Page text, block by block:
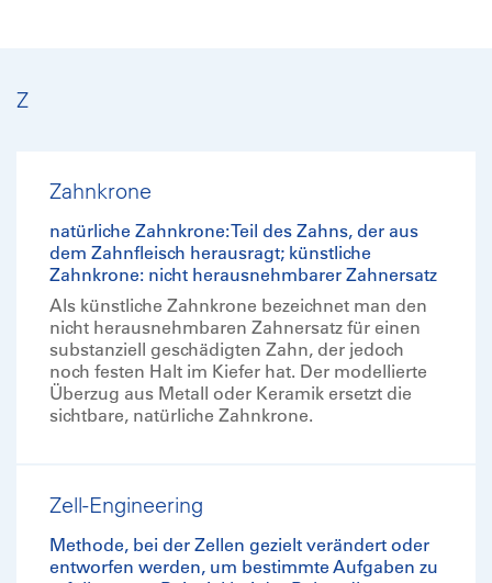
Z
Zahnkrone
natürliche Zahnkrone: Teil des Zahns, der aus
dem Zahnfleisch herausragt; künstliche
Zahnkrone: nicht herausnehmbarer Zahnersatz
Als künstliche Zahnkrone bezeichnet man den
nicht herausnehmbaren Zahnersatz für einen
substanziell geschädigten Zahn, der jedoch
noch festen Halt im Kiefer hat. Der modellierte
Überzug aus Metall oder Keramik ersetzt die
sichtbare, natürliche Zahnkrone.
Zell-Engineering
Methode, bei der Zellen gezielt verändert oder
entworfen werden, um bestimmte Aufgaben zu